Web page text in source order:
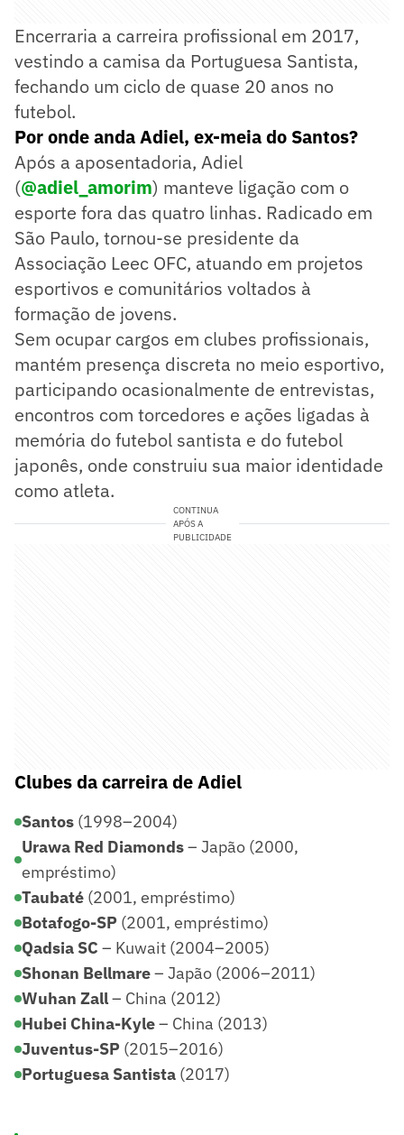
Encerraria a carreira profissional em 2017,
vestindo a camisa da Portuguesa Santista,
fechando um ciclo de quase 20 anos no
futebol.
Por onde anda Adiel, ex-meia do Santos?
Após a aposentadoria, Adiel
(@adiel_amorim) manteve ligação com o
esporte fora das quatro linhas. Radicado em
São Paulo, tornou-se presidente da
Associação Leec OFC, atuando em projetos
esportivos e comunitários voltados à
formação de jovens.
Sem ocupar cargos em clubes profissionais,
mantém presença discreta no meio esportivo,
participando ocasionalmente de entrevistas,
encontros com torcedores e ações ligadas à
memória do futebol santista e do futebol
japonês, onde construiu sua maior identidade
como atleta.
CONTINUA
APÓS A
PUBLICIDADE
Clubes da carreira de Adiel
Santos (1998–2004)
Urawa Red Diamonds– Japão (2000,
empréstimo)
Taubaté (2001, empréstimo)
Botafogo-SP (2001, empréstimo)
Qadsia SC – Kuwait (2004–2005)
Shonan Bellmare– Japão (2006–2011)
Wuhan Zall– China (2012)
Hubei China-Kyle– China (2013)
Juventus-SP (2015–2016)
Portuguesa Santista (2017)